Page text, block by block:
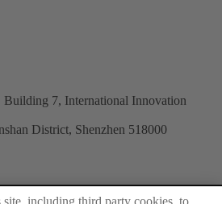
7, International Innovation
District, Shenzhen 518000
site, including third party cookies, to